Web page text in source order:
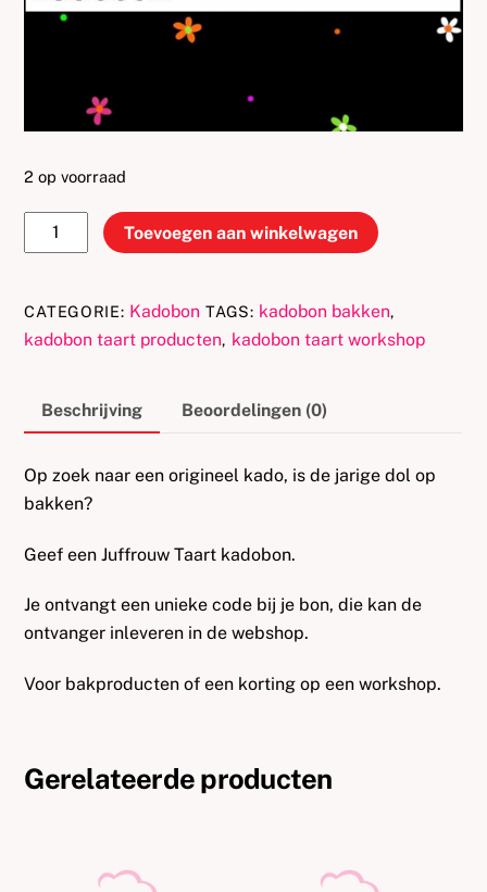
2 op voorraad
Juffrouw
Taart
55
aantal
Toevoegen aan winkelwagen
CATEGORIE: Kadobon TAGS: kadobon bakken,
kadobon taart producten, kadobon taart workshop
Beschrijving Beoordelingen (0)
Op zoek naar een origineel kado, is de jarige dol op
bakken?
Geef een Juffrouw Taart kadobon.
Je ontvangt een unieke code bij je bon, die kan de
ontvanger inleveren in de webshop.
Voor bakproducten of een korting op een workshop.
Gerelateerde producten